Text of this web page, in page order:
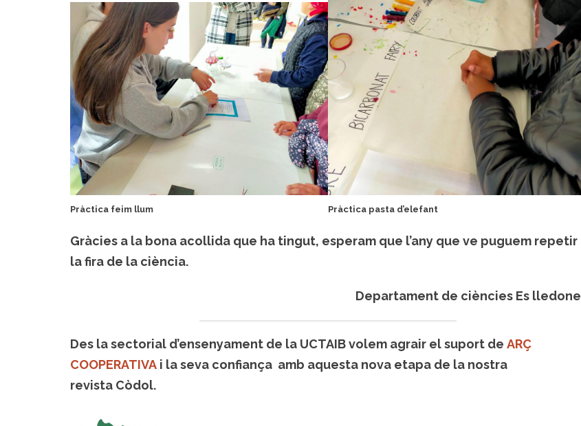
Pràctica feim llum Pràctica pasta d’elefant
Gràcies a la bona acollida que ha tingut, esperam que l’any que ve puguem repetir
la fira de la ciència.
Departament de ciències Es
Des la sectorial d’ensenyament de la UCTAIB volem agrair el suport de ARÇ
COOPERATIVA i la seva confiança amb aquesta nova etapa de la nostra
revista Còdol.